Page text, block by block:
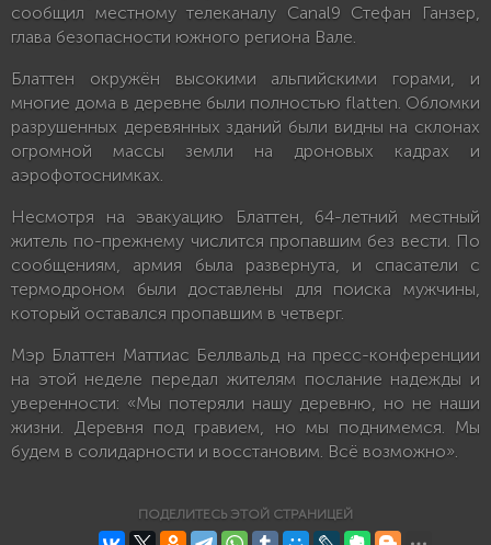
сообщил местному телеканалу Canal9 Стефан Ганзер,
глава безопасности южного региона Вале.
Блаттен окружён высокими альпийскими горами, и
многие дома в деревне были полностью flatten. Обломки
разрушенных деревянных зданий были видны на склонах
огромной массы земли на дроновых кадрах и
аэрофотоснимках.
Несмотря на эвакуацию Блаттен, 64-летний местный
житель по-прежнему числится пропавшим без вести. По
сообщениям, армия была развернута, и спасатели с
термодроном были доставлены для поиска мужчины,
который оставался пропавшим в четверг.
Мэр Блаттен Маттиас Беллвальд на пресс-конференции
на этой неделе передал жителям послание надежды и
уверенности: «Мы потеряли нашу деревню, но не наши
жизни. Деревня под гравием, но мы поднимемся. Мы
будем в солидарности и восстановим. Всё возможно».
ПОДЕЛИТЕСЬ ЭТОЙ СТРАНИЦЕЙ